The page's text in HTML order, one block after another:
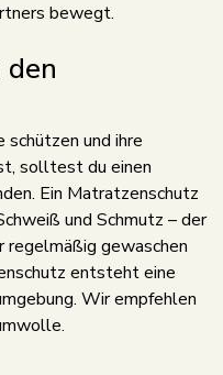
bewegt.
den
und ihre
solltest du einen
Ein Matratzenschutz
und Schmutz – der
gewaschen
entsteht eine
Wir empfehlen